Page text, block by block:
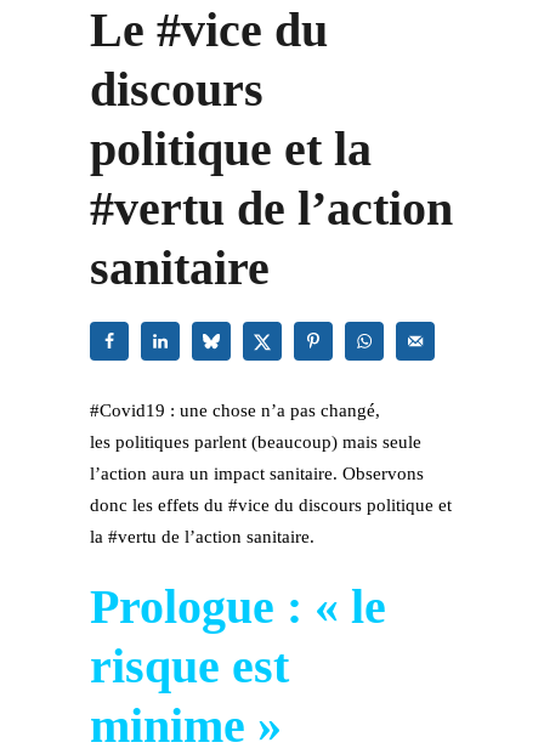
Le #vice du
discours
politique et la
#vertu de l’action
sanitaire
#Covid19 : une chose n’a pas changé,
les politiques parlent (beaucoup) mais seule
l’action aura un impact sanitaire. Observons
donc les effets du #vice du discours politique et
la #vertu de l’action sanitaire.
Prologue : « le
risque est
minime »